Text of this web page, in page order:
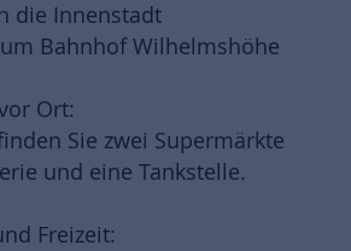
die Innenstadt
Bahnhof Wilhelmshöhe
Ort:
Sie zwei Supermärkte
und eine Tankstelle.
Freizeit: